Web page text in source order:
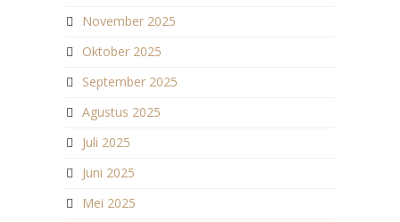
November 2025
Oktober 2025
September 2025
Agustus 2025
Juli 2025
Juni 2025
Mei 2025